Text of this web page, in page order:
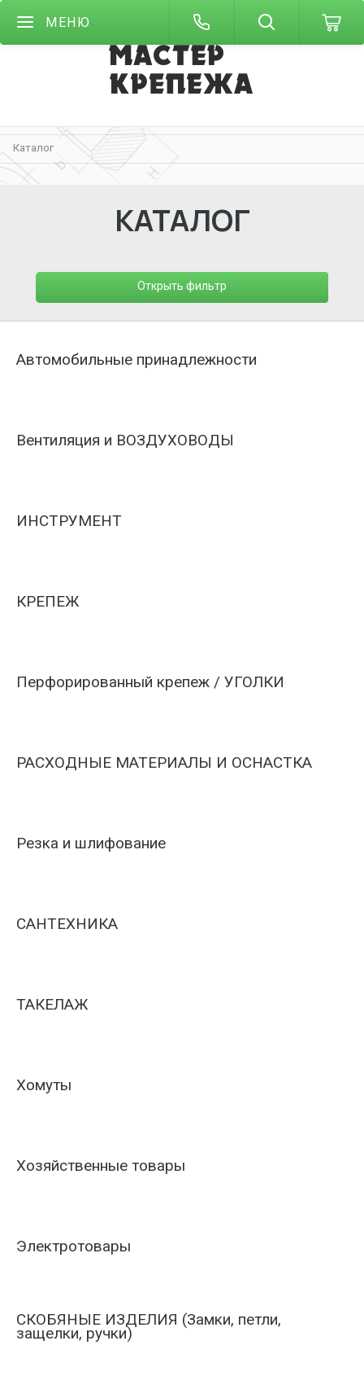
МЕНЮ
Каталог
КАТАЛОГ
Открыть фильтр
Автомобильные принадлежности
Вентиляция и ВОЗДУХОВОДЫ
ИНСТРУМЕНТ
КРЕПЕЖ
Перфорированный крепеж / УГОЛКИ
РАСХОДНЫЕ МАТЕРИАЛЫ И ОСНАСТКА
Резка и шлифование
САНТЕХНИКА
ТАКЕЛАЖ
Хомуты
Хозяйственные товары
Электротовары
СКОБЯНЫЕ ИЗДЕЛИЯ (Замки, петли,
защелки, ручки)